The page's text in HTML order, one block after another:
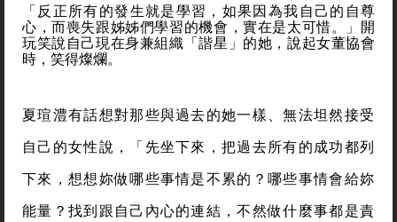
「反正所有的發生就是學習，如果因為我自己的自尊
心，而喪失跟姊姊們學習的機會，實在是太可惜。」開
玩笑說自己現在身兼組織「諧星」的她，說起女董協會
時，笑得燦爛。
夏瑄澧有話想對那些與過去的她一樣、無法坦然接受
自己的女性說，「先坐下來，把過去所有的成功都列
下來，想想妳做哪些事情是不累的？哪些事情會給妳
能量？找到跟自己內心的連結，不然做什麼事都是責